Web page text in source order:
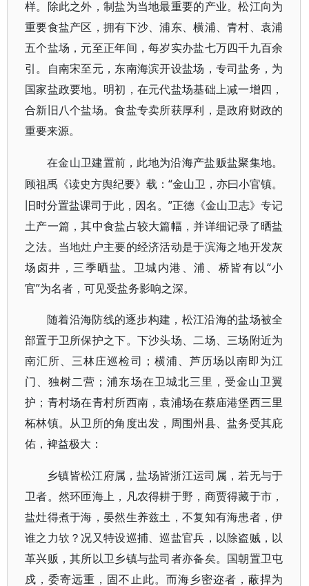
样。除此之外，制盐为当地最重要的产业。松江向为
重要食盐产区，拥有下沙、浦东、横浦、青村、袁浦
五个盐场，元至正年间，每岁实办盐七万四千九百余
引。自南宋至元，东南海滨开设盐场，专司盐务，为
国家盐政要地。明初，在元代盐场基础上减一增四，
合新旧八个盐场。食盐专卖所获厚利，是政府财政的
重要来源。
在金山卫建置前，此地为沿海产盐贩盐聚集地。
顾祖禹《读史方舆纪要》载：“金山卫，亦曰小官镇。
旧时分置盐课司于此，因名。”正德《金山卫志》专记
土产一篇，其中食盐占较大篇幅，并详细记录了晒盐
之法。当地灶户主要的经济活动是于滨海之地开发灰
场卤井，三季晒盐。卫城内港、浦、桥皆有以“小
官”为名者，可见受盐务影响之深。
随着沿海防线的逐步构建，松江沿海的盐场被全
部置于卫所保护之下。下沙头场、二场、三场附近为
南汇所、三林庄巡检司；横浦、芦历场以南即为江
门、独树二营；浦东场在卫城北三里，受金山卫翼
护；青村场在青村所西南，袁浦场在蔡庙港堡西三里
柘林镇。从卫所的角度出发，周围州县、盐务受其庇
佑，裨益极大：
乡镇皆松江府属，盐场皆浙江运司属，若无与于
卫者。然环匝海上，凡农得耕于野，商贾得藏于市，
盐灶得煮于海，晏然生养兹土，不复知有海患者，伊
谁之力欤？况又特设巡捕、巡盐官兵，以除盗贼，以
革兴贩，其所以卫乡镇与盐司者亦备矣。国朝置卫屯
戍，委寄远重，固不止此。而海乡密迩者，蔽捍为